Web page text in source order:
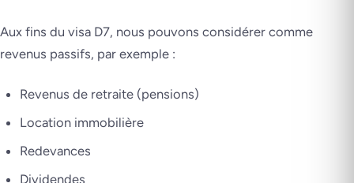
Aux fins du visa D7, nous pouvons considérer comme
revenus passifs, par exemple :
Revenus de retraite (pensions)
Location immobilière
Redevances
Dividendes